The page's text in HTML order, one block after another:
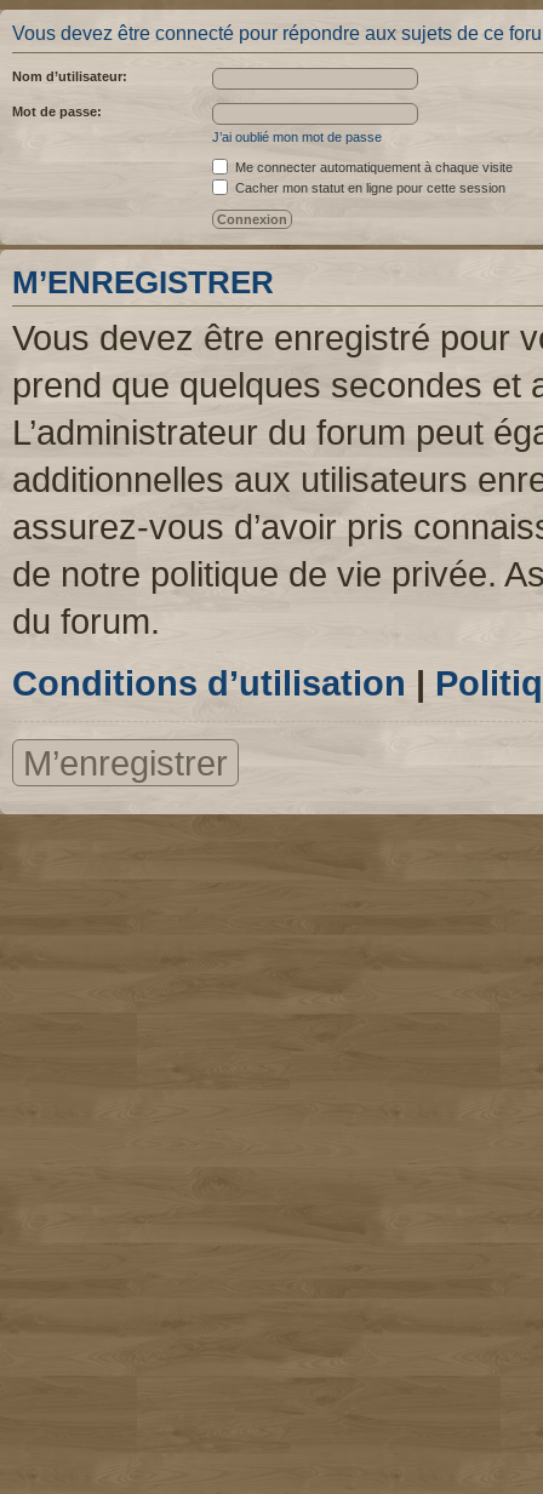
Vous devez être connecté pour répondre aux sujets de ce
Nom d’utilisateur:
Mot de passe:
J’ai oublié mon mot de passe
Me connecter automatiquement à chaque visite
Cacher mon statut en ligne pour cette session
M’ENREGISTRER
Vous devez être enregistré pour
prend que quelques secondes et
L’administrateur du forum peut
additionnelles aux utilisateurs
assurez-vous d’avoir pris
de notre politique de vie privée.
du forum.
Conditions d’utilisation |
M’enregistrer